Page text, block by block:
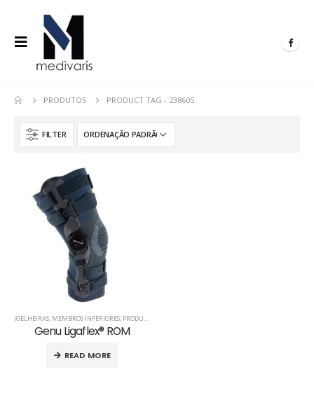
PRODUTOS PRODUCT TAG - 238605
FILTER
JOELHEIRAS, MEMBROS INFERIORES, PRODUTOS ORTOPÉDICOS
Genu Ligaflex® ROM
READ MORE